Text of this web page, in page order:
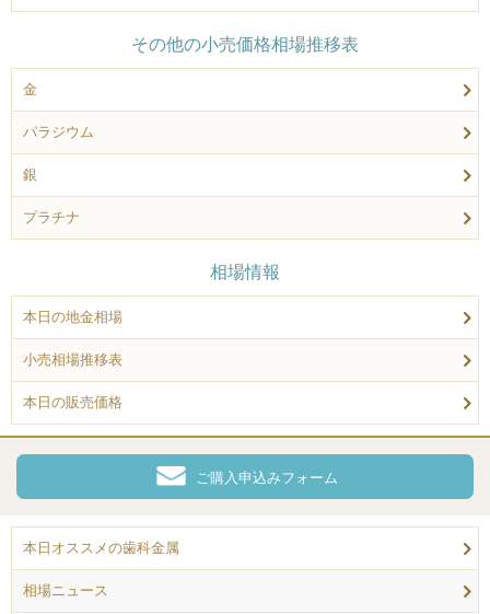
その他の小売価格相場推移表
金
パラジウム
銀
プラチナ
相場情報
本日の地金相場
小売相場推移表
本日の販売価格
ご購入申込みフォーム
本日オススメの歯科金属
相場ニュース